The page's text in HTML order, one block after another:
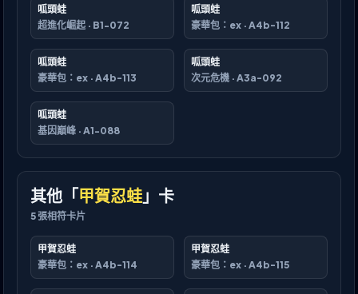
呱頭蛙
超進化崛起 · B1-072
呱頭蛙
豪華包：ex · A4b-112
呱頭蛙
豪華包：ex · A4b-113
呱頭蛙
次元危機 · A3a-092
呱頭蛙
基因巔峰 · A1-088
其他「甲賀忍蛙 」卡
5張相符卡片
甲賀忍蛙
豪華包：ex · A4b-114
甲賀忍蛙
豪華包：ex · A4b-115